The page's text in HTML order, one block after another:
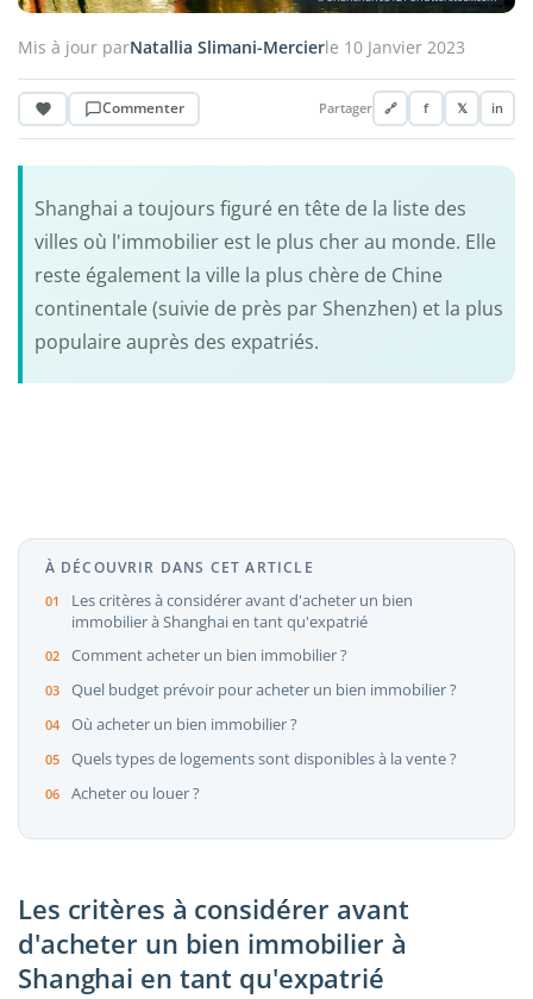
Mis à jour parNatallia Slimani-Mercierle 10 Janvier 2023
Commenter Partager 🔗 f 𝕏 in
Shanghai a toujours figuré en tête de la liste des
villes où l'immobilier est le plus cher au monde. Elle
reste également la ville la plus chère de Chine
continentale (suivie de près par Shenzhen) et la plus
populaire auprès des expatriés.
À DÉCOUVRIR DANS CET ARTICLE
Les critères à considérer avant d'acheter un bien
immobilier à Shanghai en tant qu'expatrié
Comment acheter un bien immobilier ?
Quel budget prévoir pour acheter un bien immobilier ?
Où acheter un bien immobilier ?
Quels types de logements sont disponibles à la vente ?
Acheter ou louer ?
Les critères à considérer avant
d'acheter un bien immobilier à
Shanghai en tant qu'expatrié